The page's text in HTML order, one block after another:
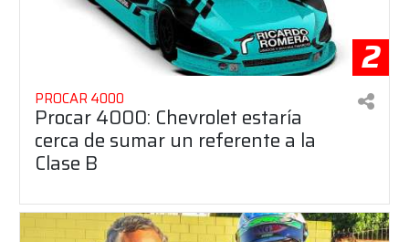
2
PROCAR 4000
Procar 4000: Chevrolet estaría
cerca de sumar un referente a la
Clase B